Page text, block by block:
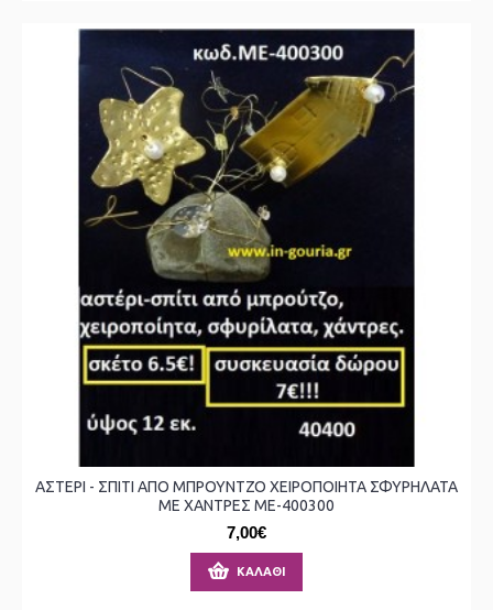
ΑΣΤΕΡΙ - ΣΠΙΤΙ ΑΠΟ ΜΠΡΟΥΝΤΖΟ ΧΕΙΡΟΠΟΙΗΤΑ ΣΦΥΡΗΛΑΤΑ
ΜΕ ΧΑΝΤΡΕΣ ΜΕ-400300
7,00€
ΚΑΛΆΘΙ